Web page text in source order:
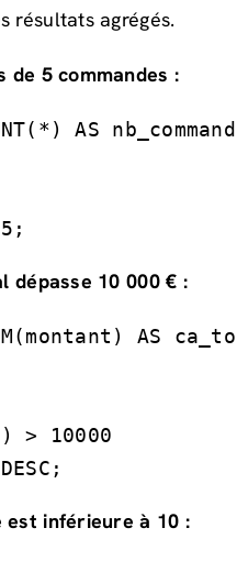
résultats agrégés.
de 5 commandes :
AS
dépasse 10 000 € :
AS
> 10000
est inférieure à 10 :